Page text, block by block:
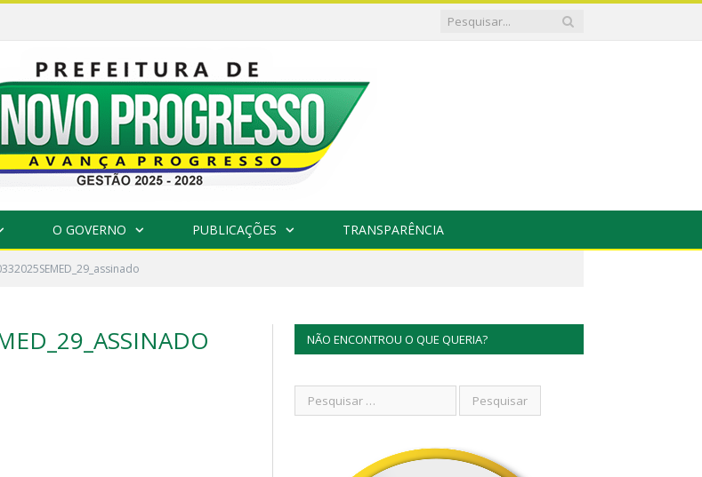
O GOVERNO PUBLICAÇÕES TRANSPARÊNCIA
NÃO ENCONTROU O QUE QUERIA?